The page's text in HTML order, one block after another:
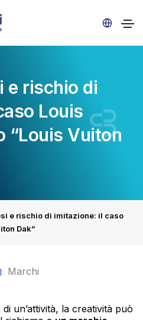
e rischio di
Louis
“Louis Vuiton
e rischio di imitazione: il caso
Dak”
Marchi
un’attività, la creatività può